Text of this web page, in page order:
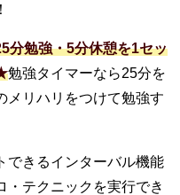
分勉強・5分休憩を1セッ
勉強タイマーなら25分を
メリハリをつけて勉強す
できるインターバル機能
・テクニックを実行でき